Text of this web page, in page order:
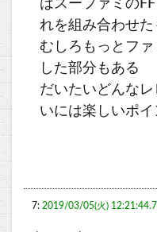
はスーファミの
れを組み合わせ
むしろもっとフ
した部分もある
だいたいどんな
いには楽しいポ
7: 2019/03/05(火)